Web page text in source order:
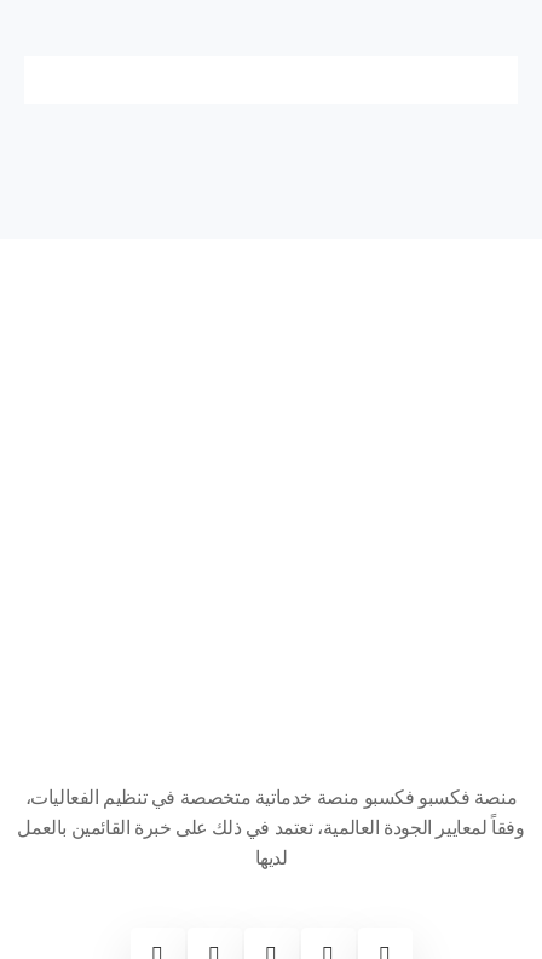
منصة فكسبو فكسبو منصة خدماتية متخصصة في تنظيم الفعاليات،
وفقاً لمعايير الجودة العالمية، تعتمد في ذلك على خبرة القائمين بالعمل
لديها